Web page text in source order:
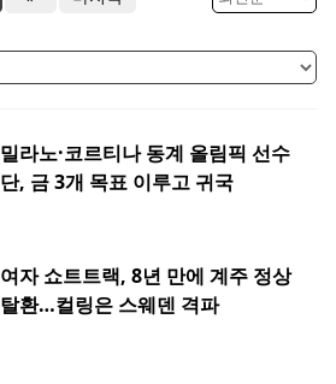
밀라노·코르티나 동계 올림픽 선수
단, 금 3개 목표 이루고 귀국
여자 쇼트트랙, 8년 만에 계주 정상
탈환…컬링은 스웨덴 격파